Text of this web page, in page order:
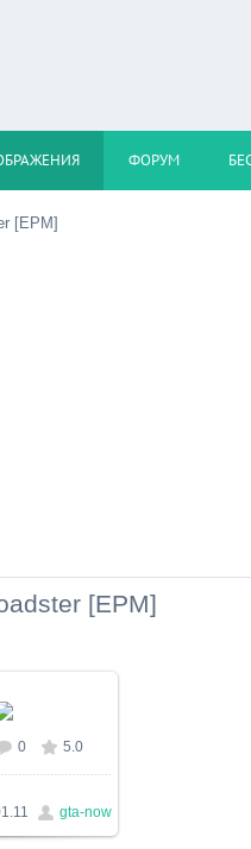
ФОРУМ
[EPM]
[EPM]
размере
/ 194.9Kb
0 5.0
gta-now